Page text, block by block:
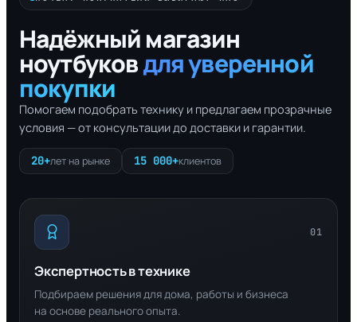
Надёжный магазин
ноутбуковдля уверенной
покупки
Помогаем подобрать технику и предлагаем прозрачные
условия — от консультации до доставки и гарантии.
20+лет на рынке 15 000+клиентов
01
Экспертность в технике
Подбираем решения для дома, работы и бизнеса
на основе реального опыта.